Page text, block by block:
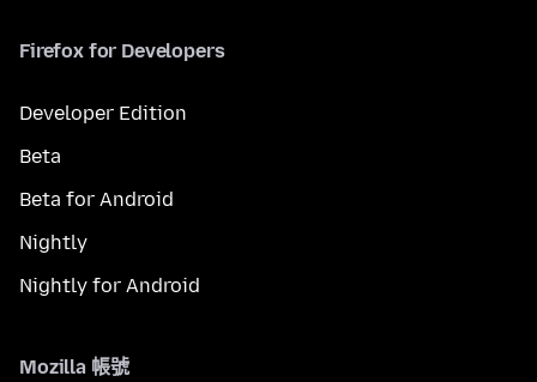
Firefox for Developers
Developer Edition
Beta
Beta for Android
Nightly
Nightly for Android
Mozilla 帳號